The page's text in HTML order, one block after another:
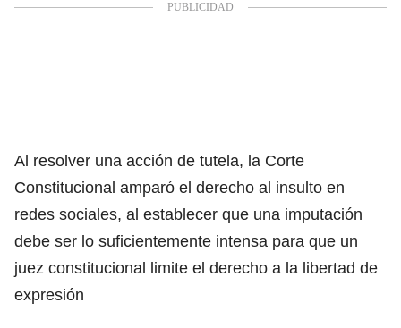
Al resolver una acción de tutela, la Corte
Constitucional amparó el derecho al insulto en
redes sociales, al establecer que una imputación
debe ser lo suficientemente intensa para que un
juez constitucional limite el derecho a la libertad de
expresión